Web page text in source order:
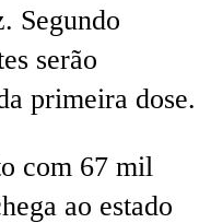
Segundo
serão
primeira dose.
com 67 mil
ao estado